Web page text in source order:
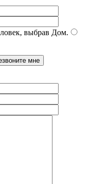
выбрав Дом.